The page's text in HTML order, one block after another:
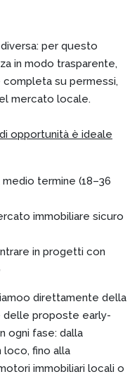
per questo
in modo trasparente,
su permessi,
mercato locale.
opportunità è ideale
termine (18–36
immobiliare sicuro
in progetti con
direttamente della
delle proposte early-
ogni fase: dalla
loco, fino alla
immobiliari locali o